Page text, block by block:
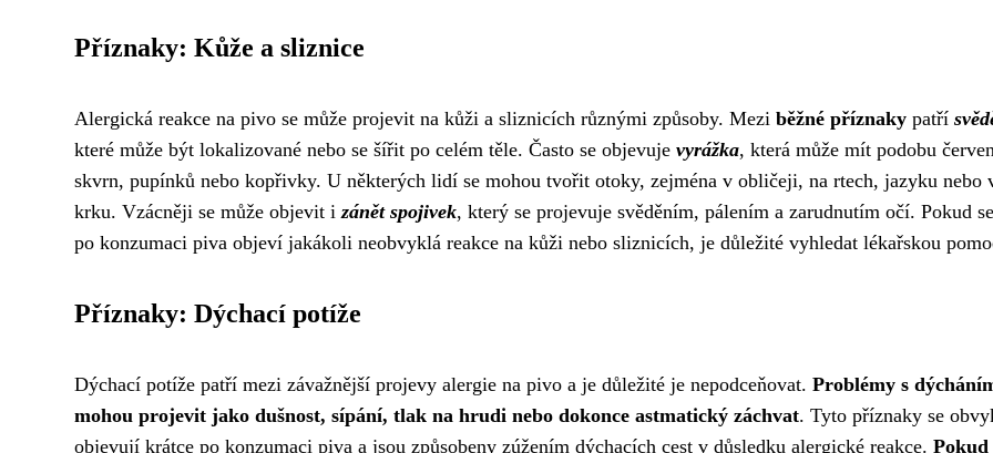
Příznaky: Kůže a sliznice
Alergická reakce na pivo se může projevit na kůži a sliznicích různými způsoby. Mezi běžné příznaky patří
které může být lokalizované nebo se šířit po celém těle. Často se objevuje vyrážka, která může mít podobu
skvrn, pupínků nebo kopřivky. U některých lidí se mohou tvořit otoky, zejména v obličeji, na rtech, jazyku nebo
krku. Vzácněji se může objevit i zánět spojivek, který se projevuje svěděním, pálením a zarudnutím očí. Pokud
po konzumaci piva objeví jakákoli neobvyklá reakce na kůži nebo sliznicích, je důležité vyhledat lékařskou
Příznaky: Dýchací potíže
Dýchací potíže patří mezi závažnější projevy alergie na pivo a je důležité je nepodceňovat. Problémy s
mohou projevit jako dušnost, sípání, tlak na hrudi nebo dokonce astmatický záchvat. Tyto příznaky se
objevují krátce po konzumaci piva a jsou způsobeny zúžením dýchacích cest v důsledku alergické reakce. Pokud